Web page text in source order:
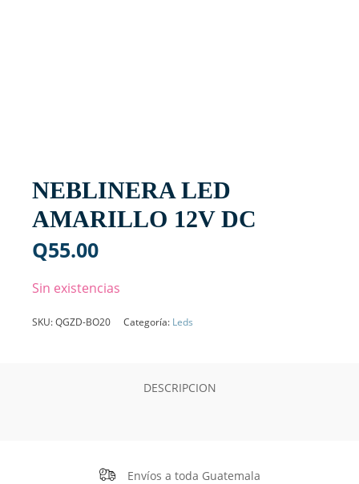
NEBLINERA LED
AMARILLO 12V DC
Q55.00
Sin existencias
SKU:QGZD-BO20 Categoría: Leds
DESCRIPCION
Envíos a toda Guatemala